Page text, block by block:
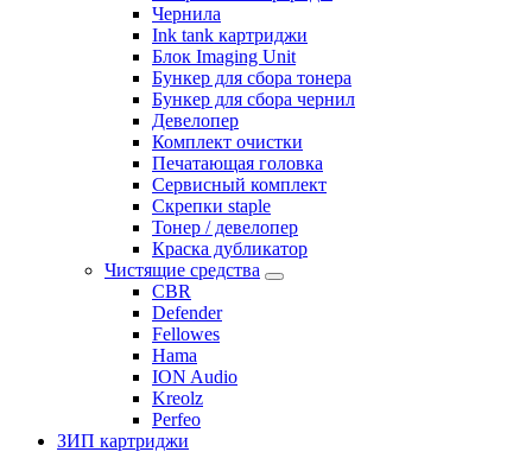
Чернила
Ink tank картриджи
Блок Imaging Unit
Бункер для сбора тонера
Бункер для сбора чернил
Девелопер
Комплект очистки
Печатающая головка
Сервисный комплект
Скрепки staple
Тонер / девелопер
Краска дубликатор
Чистящие средства
CBR
Defender
Fellowes
Hama
ION Audio
Kreolz
Perfeo
ЗИП картриджи